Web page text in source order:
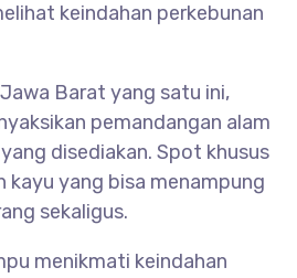
keindahan perkebunan
Barat yang satu ini,
pemandangan alam
disediakan. Spot khusus
kayu yang bisa menampung
sekaligus.
menikmati keindahan